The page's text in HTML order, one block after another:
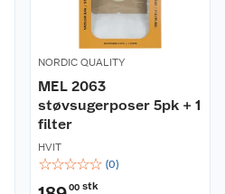
NORDIC QUALITY
MEL 2063
støvsugerposer 5pk + 1
filter
HVIT
☆☆☆☆☆ (0)
00 stk